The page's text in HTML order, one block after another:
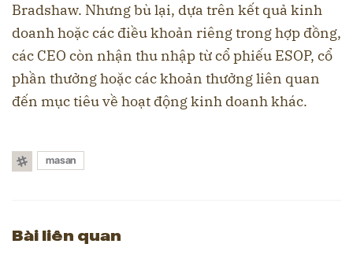
Bradshaw. Nhưng bù lại, dựa trên kết quả kinh
doanh hoặc các điều khoản riêng trong hợp đồng,
các CEO còn nhận thu nhập từ cổ phiếu ESOP, cổ
phần thưởng hoặc các khoản thưởng liên quan
đến mục tiêu về hoạt động kinh doanh khác.
masan
Bài liên quan